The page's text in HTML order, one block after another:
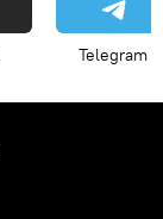
Telegram